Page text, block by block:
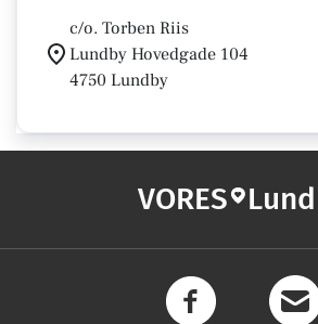
c/o. Torben Riis
Lundby Hovedgade 104
4750 Lundby
VORES